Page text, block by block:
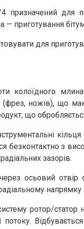
для
— приготування
для
колоїдного
(фрез, ножів), що
що
безконтактно з
зазорів.
осьовий отвір
ротор/статор
потоку.